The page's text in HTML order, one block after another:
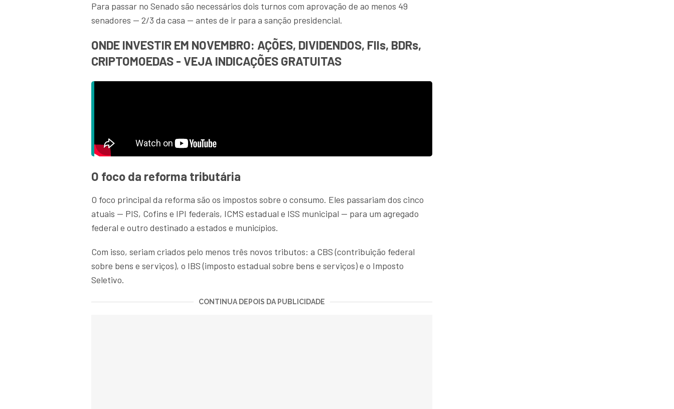
Para passar no Senado são necessários dois turnos com aprovação de ao menos 49
senadores — 2/3 da casa — antes de ir para a sanção presidencial.
ONDE INVESTIR EM NOVEMBRO: AÇÕES, DIVIDENDOS, FIIs, BDRs,
CRIPTOMOEDAS - VEJA INDICAÇÕES GRATUITAS
O foco da reforma tributária
O foco principal da reforma são os impostos sobre o consumo. Eles passariam dos cinco
atuais — PIS, Cofins e IPI federais, ICMS estadual e ISS municipal — para um agregado
federal e outro destinado a estados e municípios.
Com isso, seriam criados pelo menos três novos tributos: a CBS (contribuição federal
sobre bens e serviços), o IBS (imposto estadual sobre bens e serviços) e o Imposto
Seletivo.
CONTINUA DEPOIS DA PUBLICIDADE